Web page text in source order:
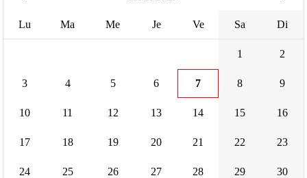
Lu Ma Me Je Ve Sa Di
1 2
3 4 5 6 7 8 9
10 11 12 13 14 15 16
17 18 19 20 21 22 23
24 25 26 27 28 29 30